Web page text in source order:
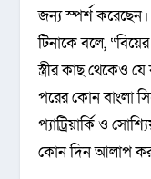
জন্য স্পর্শ করেছেন।
টিনাকে বলে,
স্ত্রীর কাছ থেকেও
পরের কোন বাংলা
প্যাট্রিয়ার্কি ও
কোন দিন আলাপ করা